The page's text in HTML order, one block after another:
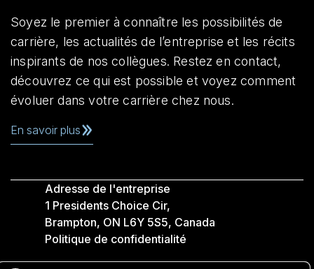
Soyez le premier à connaître les possibilités de
carrière, les actualités de l’entreprise et les récits
inspirants de nos collègues. Restez en contact,
découvrez ce qui est possible et voyez comment
évoluer dans votre carrière chez nous.
En savoir plus
Adresse de l'entreprise
1 Presidents Choice Cir,
Brampton, ON L6Y 5S5, Canada
Politique de confidentialité